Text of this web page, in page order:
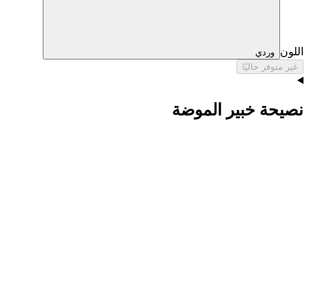
اللون وردي
غير متوفر حاليًا
نصيحة خبير الموضة